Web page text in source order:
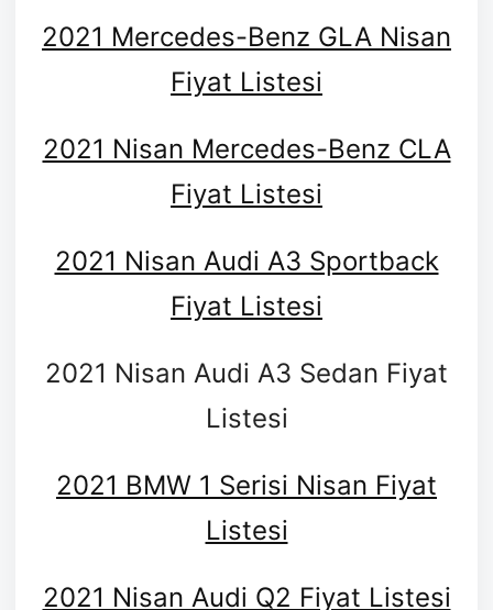
2021 Mercedes-Benz GLA Nisan
Fiyat Listesi
2021 Nisan Mercedes-Benz CLA
Fiyat Listesi
2021 Nisan Audi A3 Sportback
Fiyat Listesi
2021 Nisan Audi A3 Sedan Fiyat
Listesi
2021 BMW 1 Serisi Nisan Fiyat
Listesi
2021 Nisan Audi Q2 Fiyat Listesi